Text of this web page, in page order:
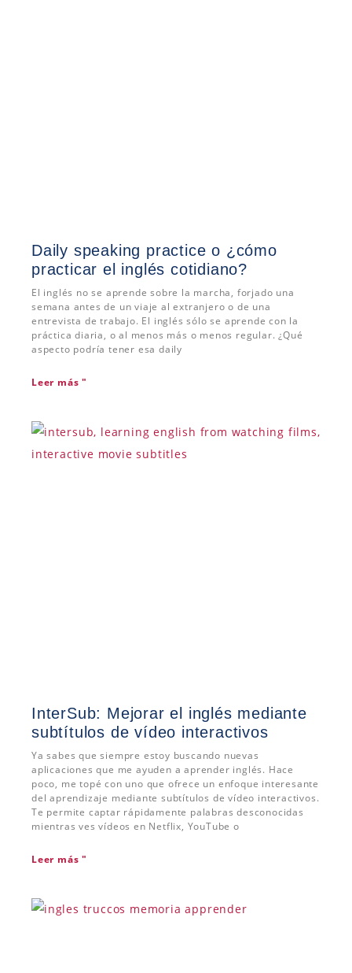
Daily speaking practice o ¿cómo
practicar el inglés cotidiano?
El inglés no se aprende sobre la marcha, forjado una
semana antes de un viaje al extranjero o de una
entrevista de trabajo. El inglés sólo se aprende con la
práctica diaria, o al menos más o menos regular. ¿Qué
aspecto podría tener esa daily
Leer más "
InterSub: Mejorar el inglés mediante
subtítulos de vídeo interactivos
Ya sabes que siempre estoy buscando nuevas
aplicaciones que me ayuden a aprender inglés. Hace
poco, me topé con uno que ofrece un enfoque interesante
del aprendizaje mediante subtítulos de vídeo interactivos.
Te permite captar rápidamente palabras desconocidas
mientras ves vídeos en Netflix, YouTube o
Leer más "